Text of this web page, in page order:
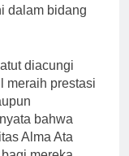
dalam bidang
diacungi
meraih prestasi
bahwa
Alma Ata